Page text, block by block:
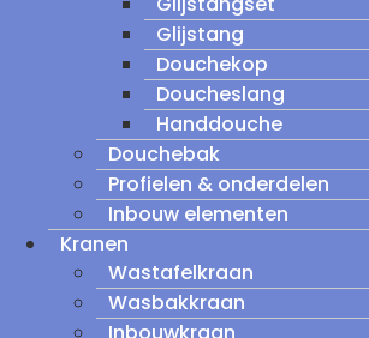
Glijstang
Douchekop
Doucheslang
Handdouche
Douchebak
Profielen & onderdelen
Inbouw elementen
Kranen
Wastafelkraan
Wasbakkraan
Inbouwkraan